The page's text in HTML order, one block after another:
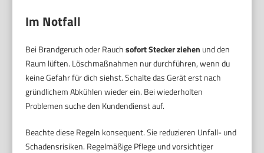
Im Notfall
Bei Brandgeruch oder Rauchsofort Stecker ziehen und den
Raum lüften. Löschmaßnahmen nur durchführen, wenn du
keine Gefahr für dich siehst. Schalte das Gerät erst nach
gründlichem Abkühlen wieder ein. Bei wiederholten
Problemen suche den Kundendienst auf.
Beachte diese Regeln konsequent. Sie reduzieren Unfall- und
Schadensrisiken. Regelmäßige Pflege und vorsichtiger